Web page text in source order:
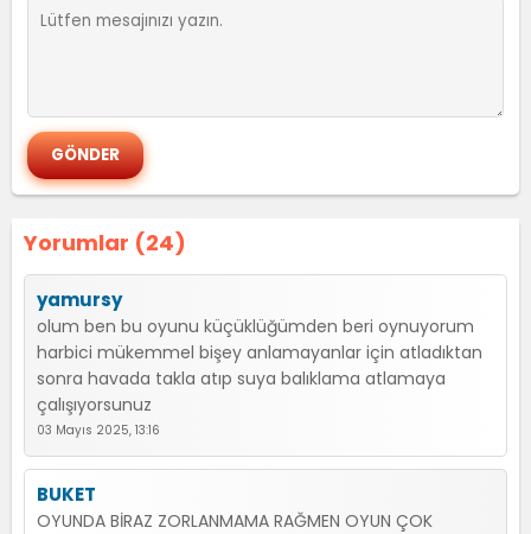
Yorumlar (24)
yamursy
olum ben bu oyunu küçüklüğümden beri oynuyorum
harbici mükemmel bişey anlamayanlar için atladıktan
sonra havada takla atıp suya balıklama atlamaya
çalışıyorsunuz
03 Mayıs 2025, 13:16
BUKET
OYUNDA BİRAZ ZORLANMAMA RAĞMEN OYUN ÇOK